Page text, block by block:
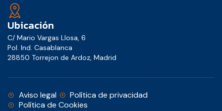
Ubicación
C/ Mario Vargas Llosa, 6
Pol. Ind. Casablanca
28850 Torrejon de Ardoz, Madrid
Aviso legal
Política de privacidad
Política de Cookies